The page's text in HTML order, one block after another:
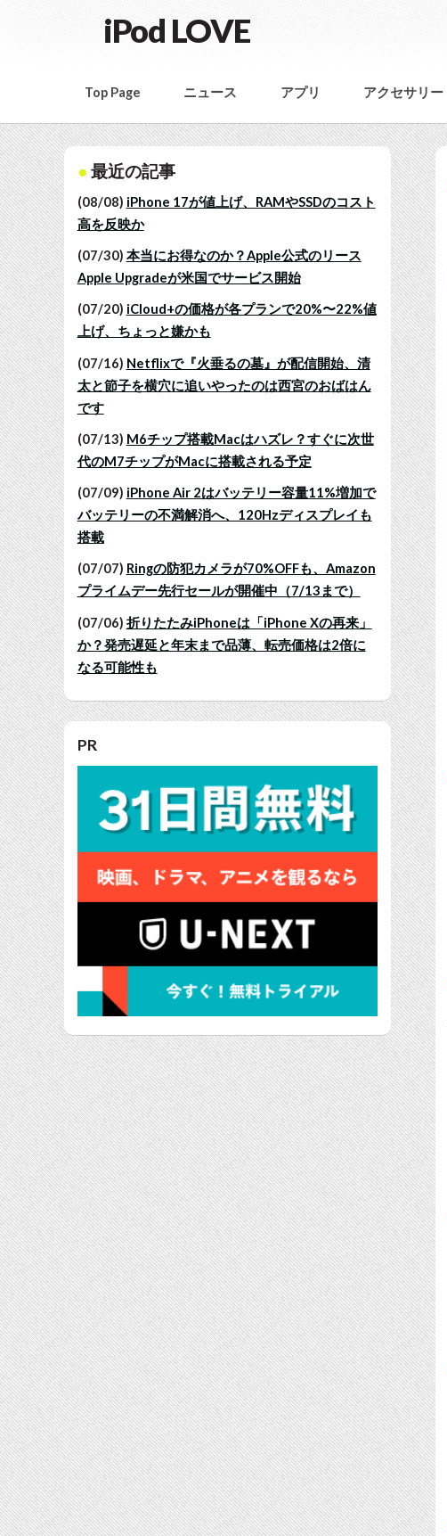
iPod LOVE
Top Page ニュース アプリ アクセサリー
最近の記事
(08/08) iPhone 17が値上げ、RAMやSSDのコスト
高を反映か
(07/30) 本当にお得なのか？Apple公式のリース
Apple Upgradeが米国でサービス開始
(07/20) iCloud+の価格が各プランで20%〜22%値
上げ、ちょっと嫌かも
(07/16) Netflixで『火垂るの墓』が配信開始、清
太と節子を横穴に追いやったのは西宮のおばはん
です
(07/13) M6チップ搭載Macはハズレ？すぐに次世
代のM7チップがMacに搭載される予定
(07/09) iPhone Air 2はバッテリー容量11%増加で
バッテリーの不満解消へ、120Hzディスプレイも
搭載
(07/07) Ringの防犯カメラが70%OFFも、Amazon
プライムデー先行セールが開催中（7/13まで）
(07/06) 折りたたみiPhoneは「iPhone Xの再来」
か？発売遅延と年末まで品薄、転売価格は2倍に
なる可能性も
PR